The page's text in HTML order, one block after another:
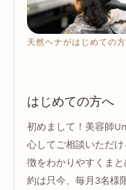
天然ヘナがはじめての
はじめての方へ
初めまして！美容師
心してご相談いただ
徴をわかりやすくま
約は只今、毎月3名様